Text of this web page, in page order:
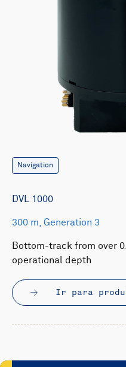
Navigation
DVL 1000
300 m, Generation 3
Bottom-track from over
operational depth
Ir para